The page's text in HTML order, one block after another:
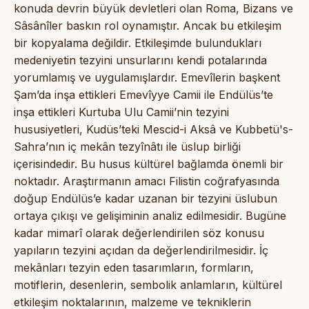
konuda devrin büyük devletleri olan Roma, Bizans ve
Sâsânîler baskın rol oynamıştır. Ancak bu etkileşim
bir kopyalama değildir. Etkileşimde bulundukları
medeniyetin tezyini unsurlarını kendi potalarında
yorumlamış ve uygulamışlardır. Emevîlerin başkent
Şam’da inşa ettikleri Emevîyye Camii ile Endülüs’te
inşa ettikleri Kurtuba Ulu Camii’nin tezyini
hususiyetleri, Kudüs’teki Mescid-i Aksâ ve Kubbetü's-
Sahra’nın iç mekân tezyînâtı ile üslup birliği
içerisindedir. Bu husus kültürel bağlamda önemli bir
noktadır. Araştırmanın amacı Filistin coğrafyasında
doğup Endülüs’e kadar uzanan bir tezyini üslubun
ortaya çıkışı ve gelişiminin analiz edilmesidir. Bugüne
kadar mimarî olarak değerlendirilen söz konusu
yapıların tezyini açıdan da değerlendirilmesidir. İç
mekânları tezyin eden tasarımların, formların,
motiflerin, desenlerin, sembolik anlamların, kültürel
etkileşim noktalarının, malzeme ve tekniklerin